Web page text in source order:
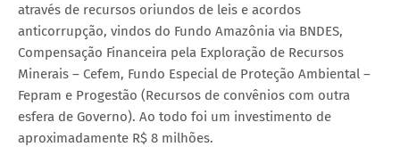
através de recursos oriundos de leis e acordos
anticorrupção, vindos do Fundo Amazônia via BNDES,
Compensação Financeira pela Exploração de Recursos
Minerais – Cefem, Fundo Especial de Proteção Ambiental –
Fepram e Progestão (Recursos de convênios com outra
esfera de Governo). Ao todo foi um investimento de
aproximadamente R$ 8 milhões.